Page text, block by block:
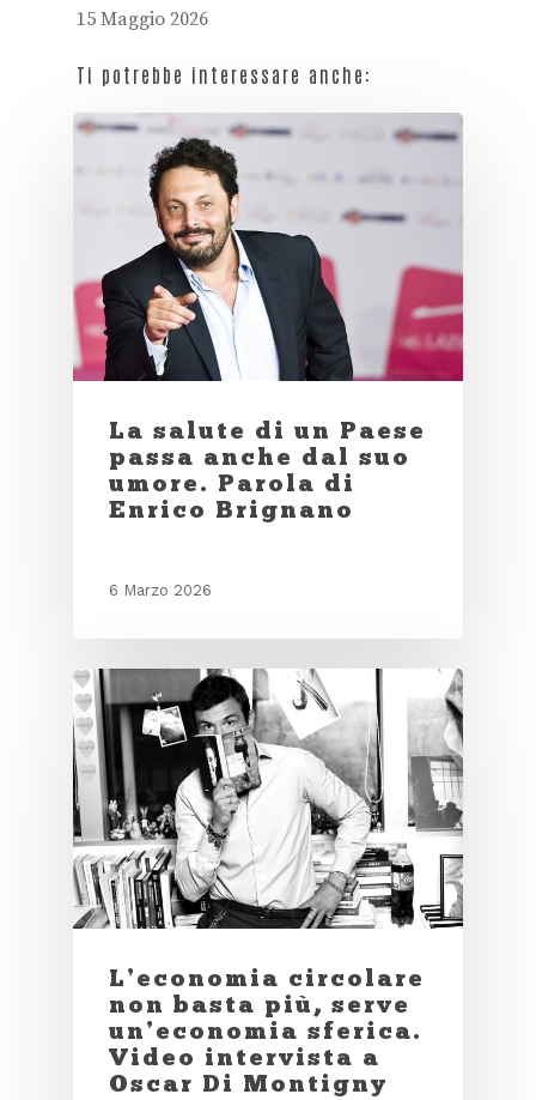
15 Maggio 2026
Ti potrebbe interessare anche:
La salute di un Paese
passa anche dal suo
umore. Parola di
Enrico Brignano
6 Marzo 2026
L’economia circolare
non basta più, serve
un’economia sferica.
Video intervista a
Oscar Di Montigny